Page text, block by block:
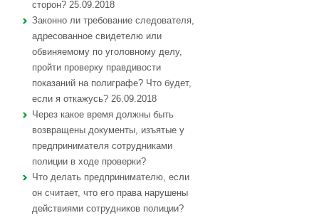
сторон? 25.09.2018
Законно ли требование следователя,
адресованное свидетелю или
обвиняемому по уголовному делу,
пройти проверку правдивости
показаний на полиграфе? Что будет,
если я откажусь? 26.09.2018
Через какое время должны быть
возвращены документы, изъятые у
предпринимателя сотрудниками
полиции в ходе проверки?
Что делать предпринимателю, если
он считает, что его права нарушены
действиями сотрудников полиции?